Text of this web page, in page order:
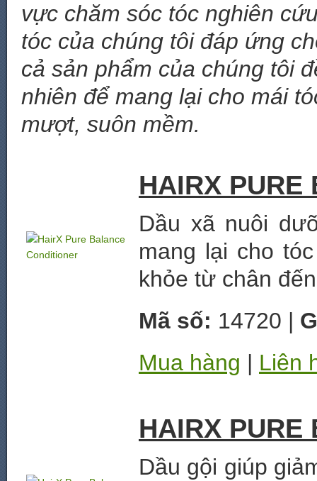
vực chăm sóc tóc nghiên
tóc của chúng tôi đáp ứng
cả sản phẩm của chúng tôi
nhiên để mang lại cho mái
mượt, suôn mềm.
HAIRX PURE
Dầu xã nuôi
mang lại cho
khỏe từ chân
Mã số: 14720 |
Mua hàng | Liên
HAIRX PURE
Dầu gội giúp